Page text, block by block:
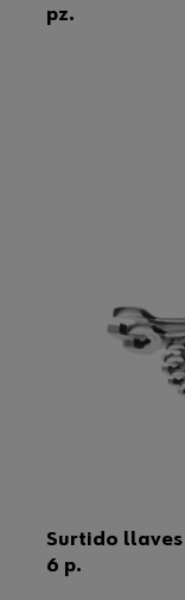
pz.
Surtido llaves
6 p.